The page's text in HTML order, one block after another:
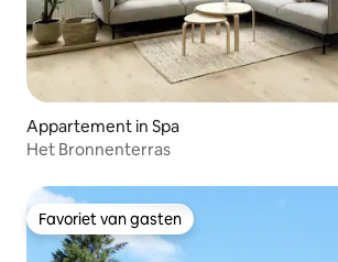
Appartement in Spa
Het Bronnenterras
Favoriet van gasten
Favoriet van gasten